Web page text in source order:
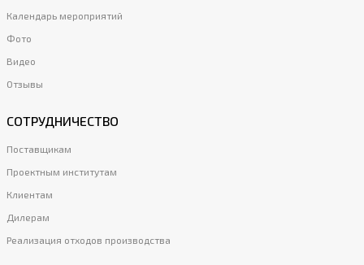
Календарь мероприятий
Фото
Видео
Отзывы
СОТРУДНИЧЕСТВО
Поставщикам
Проектным институтам
Клиентам
Дилерам
Реализация отходов производства